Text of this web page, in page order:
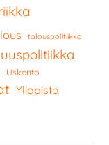
talouspolitiikka
Uskonto
Yliopisto